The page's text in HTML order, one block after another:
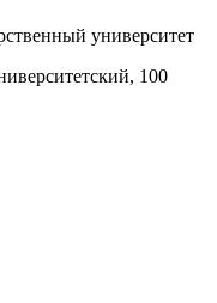
университет
100